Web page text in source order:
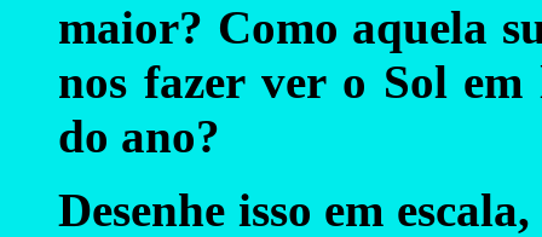
maior? Como aquela
nos fazer ver o Sol
do ano?
Desenhe isso em